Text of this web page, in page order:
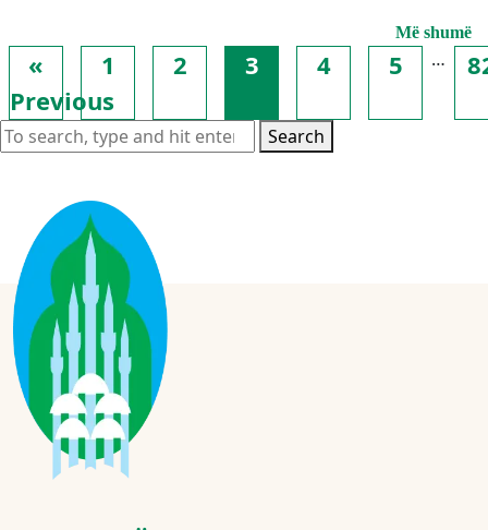
Më shumë
«
Previous
1 2 3 4 5 …
Search